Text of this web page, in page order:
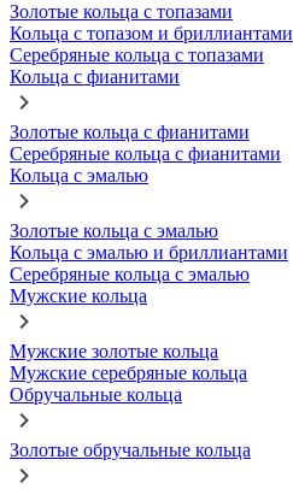
Золотые кольца с топазами
Кольца с топазом и бриллиантами
Серебряные кольца с топазами
Кольца с фианитами
Золотые кольца с фианитами
Серебряные кольца с фианитами
Кольца с эмалью
Золотые кольца с эмалью
Кольца с эмалью и бриллиантами
Серебряные кольца с эмалью
Мужские кольца
Мужские золотые кольца
Мужские серебряные кольца
Обручальные кольца
Золотые обручальные кольца